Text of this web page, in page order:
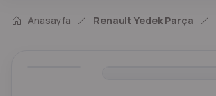
Anasayfa Renault Yedek Parça